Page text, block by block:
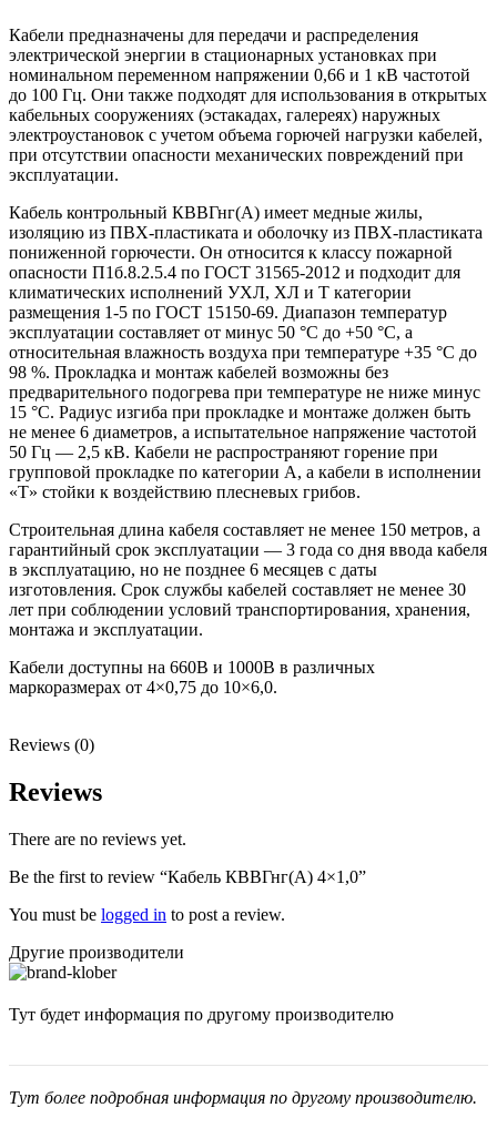
Кабели предназначены для передачи и распределения
электрической энергии в стационарных установках при
номинальном переменном напряжении 0,66 и 1 кВ частотой
до 100 Гц. Они также подходят для использования в открытых
кабельных сооружениях (эстакадах, галереях) наружных
электроустановок с учетом объема горючей нагрузки кабелей,
при отсутствии опасности механических повреждений при
эксплуатации.
Кабель контрольный КВВГнг(А) имеет медные жилы,
изоляцию из ПВХ-пластиката и оболочку из ПВХ-пластиката
пониженной горючести. Он относится к классу пожарной
опасности П1б.8.2.5.4 по ГОСТ 31565-2012 и подходит для
климатических исполнений УХЛ, ХЛ и Т категории
размещения 1-5 по ГОСТ 15150-69. Диапазон температур
эксплуатации составляет от минус 50 °С до +50 °С, а
относительная влажность воздуха при температуре +35 °С до
98 %. Прокладка и монтаж кабелей возможны без
предварительного подогрева при температуре не ниже минус
15 °С. Радиус изгиба при прокладке и монтаже должен быть
не менее 6 диаметров, а испытательное напряжение частотой
50 Гц — 2,5 кВ. Кабели не распространяют горение при
групповой прокладке по категории А, а кабели в исполнении
«Т» стойки к воздействию плесневых грибов.
Строительная длина кабеля составляет не менее 150 метров, а
гарантийный срок эксплуатации — 3 года со дня ввода кабеля
в эксплуатацию, но не позднее 6 месяцев с даты
изготовления. Срок службы кабелей составляет не менее 30
лет при соблюдении условий транспортирования, хранения,
монтажа и эксплуатации.
Кабели доступны на 660В и 1000В в различных
маркоразмерах от 4×0,75 до 10×6,0.
Reviews (0)
Reviews
There are no reviews yet.
Be the first to review “Кабель КВВГнг(А) 4×1,0”
You must be logged in to post a review.
Другие производители
Тут будет информация по другому производителю
Тут более подробная информация по другому производителю.